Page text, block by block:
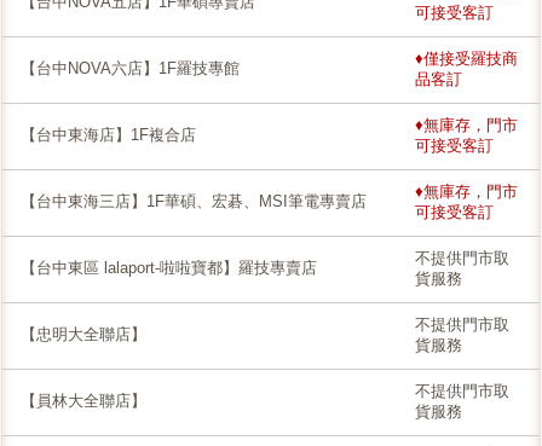
可接受客訂
【台中NOVA六店】1F羅技專館
♦僅接受羅技商
品客訂
【台中東海店】1F複合店
♦無庫存，門市
可接受客訂
【台中東海三店】1F華碩、宏碁、MSI筆電專賣店
♦無庫存，門市
可接受客訂
【台中東區 lalaport-啦啦寶都】羅技專賣店
不提供門市取
貨服務
【忠明大全聯店】
不提供門市取
貨服務
【員林大全聯店】
不提供門市取
貨服務